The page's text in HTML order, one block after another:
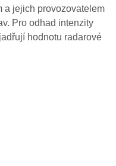
a jejich provozovatelem
Pro odhad intenzity
hodnotu radarové